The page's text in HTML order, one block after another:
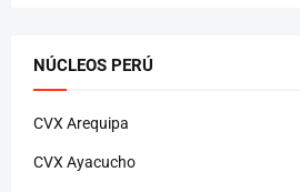
NÚCLEOS PERÚ
CVX Arequipa
CVX Ayacucho